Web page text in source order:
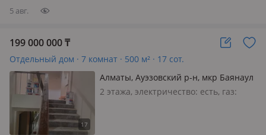
5 авг.
199 000 000₸
Отдельный дом · 7 комнат · 500 м² · 17 сот.
Алматы, Ауэзовский р-н, мкр Баянаул
2 этажа, электричество: есть, газ: